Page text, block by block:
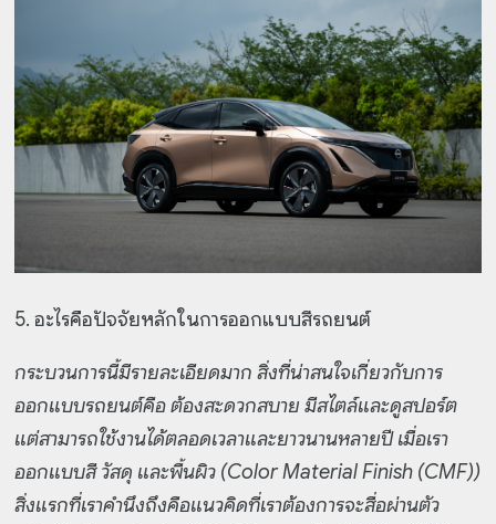
5. อะไรคือปัจจัยหลักในการออกแบบสีรถยนต์
กระบวนการนี้มีรายละเอียดมาก สิ่งที่น่าสนใจเกี่ยวกับการ
ออกแบบรถยนต์คือ ต้องสะดวกสบาย มีสไตล์และดูสปอร์ต
แต่สามารถใช้งานได้ตลอดเวลาและยาวนานหลายปี เมื่อเรา
ออกแบบสี วัสดุ และพื้นผิว (Color Material Finish (CMF))
สิ่งแรกที่เราคำนึงถึงคือแนวคิดที่เราต้องการจะสื่อผ่านตัว